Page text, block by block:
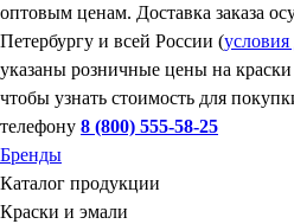
оптовым ценам. Доставка заказа
Петербургу и всей России (условия
указаны розничные цены на
чтобы узнать стоимость для
телефону 8 (800) 555-58-25
Бренды
Каталог продукции
Краски и эмали